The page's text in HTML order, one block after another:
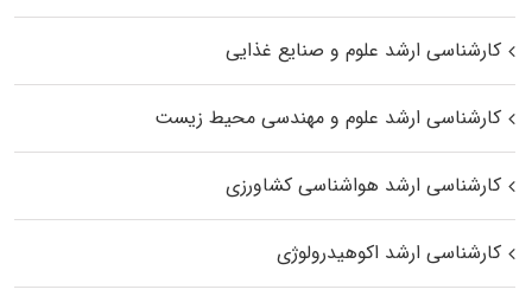
کارشناسی ارشد علوم و صنایع غذایی
کارشناسی ارشد علوم و مهندسی محیط زیست
کارشناسی ارشد هواشناسی کشاورزی
کارشناسی ارشد اکوهیدرولوژی